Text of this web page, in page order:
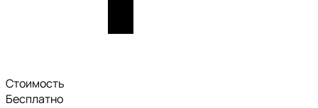
Стоимость
Бесплатно